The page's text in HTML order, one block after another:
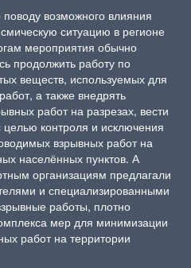
возможного влияния
ситуацию в регионе
мероприятия обычно
продолжить работу по
веществ, используемых для
а также внедрять
работ на разрезах, вести
контроля и исключения
взрывных работ на
населённых пунктов. А
организациям предлагали
и специализированными
работы, плотно
мер для минимизации
работ на территории